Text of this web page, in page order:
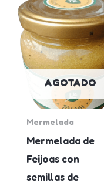
AGOTADO
Mermelada
Mermelada de
Feijoas con
semillas de